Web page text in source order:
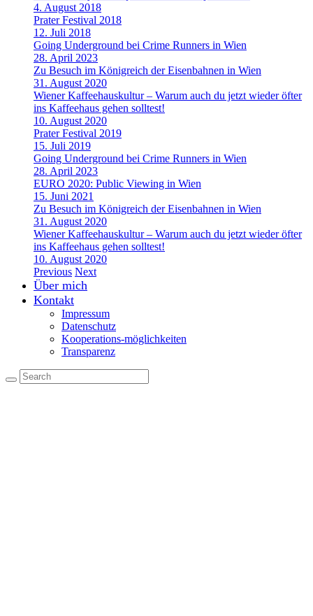
4. August 2018
Prater Festival 2018
12. Juli 2018
Going Underground bei Crime Runners in Wien
28. April 2023
Zu Besuch im Königreich der Eisenbahnen in Wien
31. August 2020
Wiener Kaffeehauskultur – Warum auch du jetzt wieder öfter
ins Kaffeehaus gehen solltest!
10. August 2020
Prater Festival 2019
15. Juli 2019
Going Underground bei Crime Runners in Wien
28. April 2023
EURO 2020: Public Viewing in Wien
15. Juni 2021
Zu Besuch im Königreich der Eisenbahnen in Wien
31. August 2020
Wiener Kaffeehauskultur – Warum auch du jetzt wieder öfter
ins Kaffeehaus gehen solltest!
10. August 2020
Previous Next
Über mich
Kontakt
Impressum
Datenschutz
Kooperations-möglichkeiten
Transparenz